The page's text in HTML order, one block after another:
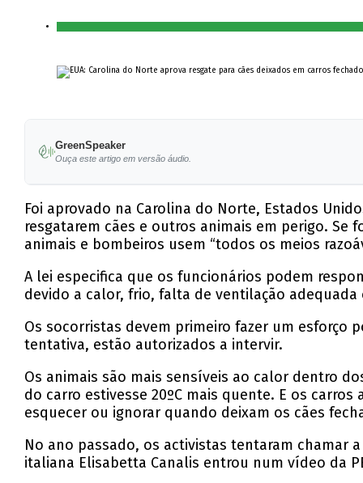
GreenSpeaker
Ouça este artigo em versão áudio.
Foi aprovado na Carolina do Norte, Estados
resgatarem cães e outros animais em perigo.
animais e bombeiros usem “todos os meios
A lei especifica que os funcionários podem
devido a calor, frio, falta de ventilação adequada
Os socorristas devem primeiro fazer um esforço
tentativa, estão autorizados a intervir.
Os animais são mais sensíveis ao calor dentro
do carro estivesse 20ºC mais quente. E os
esquecer ou ignorar quando deixam os cães
No ano passado, os activistas tentaram chamar
italiana Elisabetta Canalis entrou num vídeo da